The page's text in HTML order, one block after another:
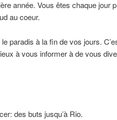
année. Vous êtes chaque jour
au coeur.
paradis à la fin de vos jours.
à vous informer à de vous
des buts jusqu’à Rio.